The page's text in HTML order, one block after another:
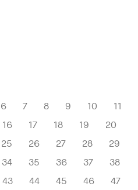
6 7 8 9 10
11
16 17 18 19
20
25 26 27 28
29
34 35 36 37
38
43 44 45 46
47